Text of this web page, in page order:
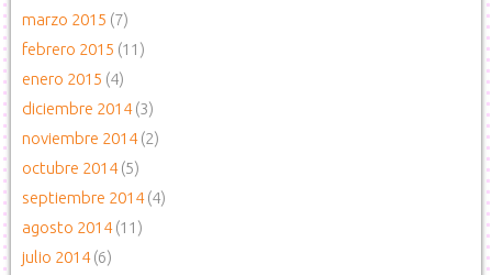
marzo 2015 (7)
febrero 2015 (11)
enero 2015 (4)
diciembre 2014(3)
noviembre 2014(2)
octubre 2014(5)
septiembre 2014(4)
agosto 2014(11)
julio 2014(6)